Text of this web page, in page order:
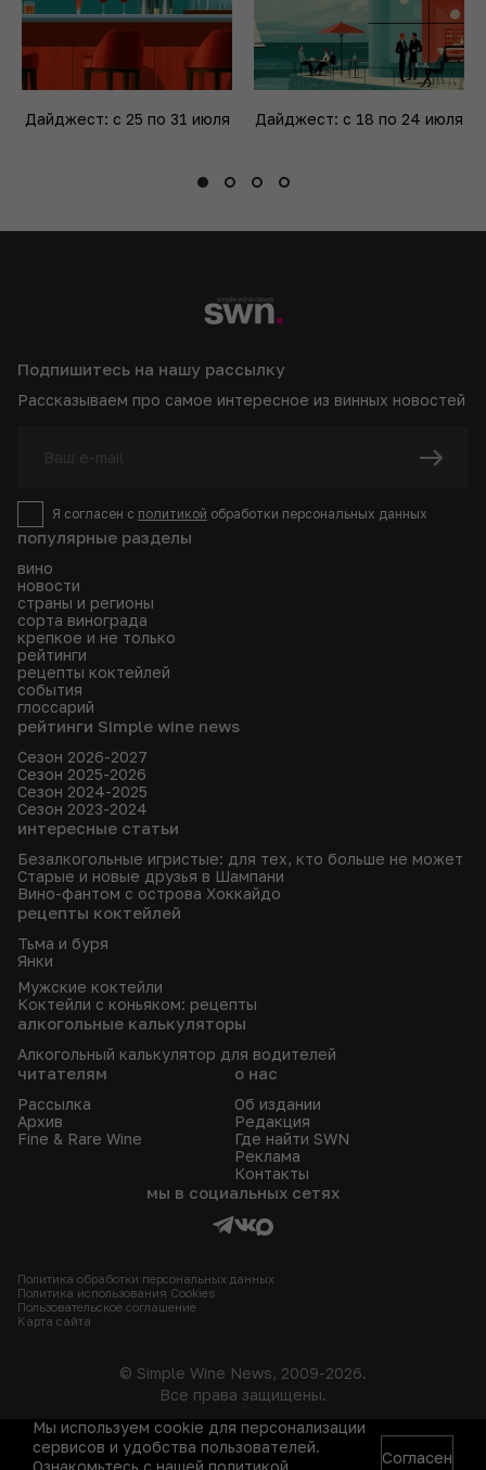
Дайджест: с 25 по 31 июля Дайджест: с 18 по 24 июля
популярные разделы
вино
новости
страны и регионы
сорта винограда
крепкое и не только
рейтинги
рецепты коктейлей
события
глоссарий
рейтинги Simple wine news
Сезон 2026-2027
Сезон 2025-2026
Сезон 2024-2025
Сезон 2023-2024
интересные статьи
Безалкогольные игристые: для тех, кто больше не может
Старые и новые друзья в Шампани
Вино-фантом с острова Хоккайдо
рецепты коктейлей
Тьма и буря
Янки
Мужские коктейли
Коктейли с коньяком: рецепты
алкогольные калькуляторы
Алкогольный калькулятор для водителей
читателям
Рассылка
Архив
Fine & Rare Wine
о нас
Об издании
Редакция
Где найти SWN
Реклама
Контакты
Подпишитесь на нашу рассылку
Рассказываем про самое интересное из винных новостей
Я согласен с политикой обработки персональных данных
мы в социальных сетях
Политика обработки персональных данных
Политика использования Сookies
Пользовательское соглашение
Карта сайта
18+
© Simple Wine News, 2009-2026.
Все права защищены.
Мы используем cookie для персонализации
сервисов и удобства пользователей.
Ознакомьтесь с нашей политикой Согласен